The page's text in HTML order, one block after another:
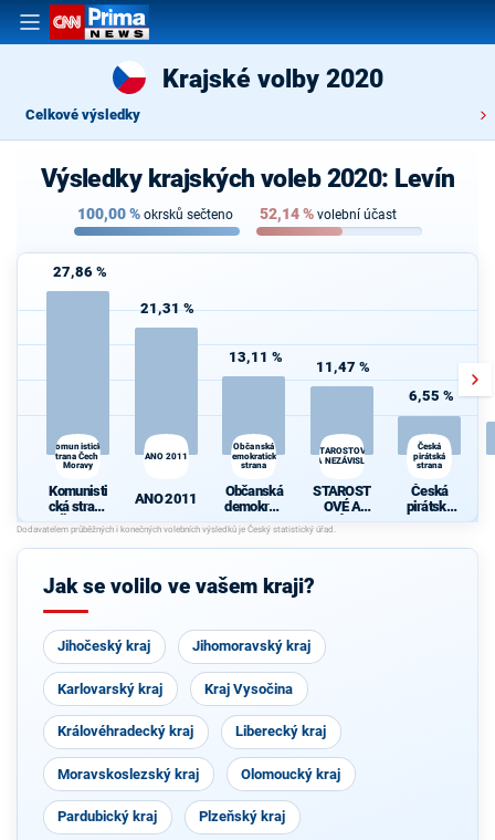
Krajské volby 2020
Celkové výsledky
Výsledky krajských voleb 2020: Levín
100,00% okrsků sečteno 52,14% volební účast
27,86 %
Komunistická
strana Čech a
Moravy
Komunisti
cká strana
Čech a
Moravy
21,31 %
ANO 2011
ANO 2011
13,11 %
Občanská
demokratická
strana
Občanská
demokrati
cká strana
11,47 %
STAROSTOVÉ
A NEZÁVISLÍ
STAROST
OVÉ A
NEZÁVISL
6,55 %
Česká
pirátská
strana
Česká
pirátská
strana
Jak se volilo ve vašem kraji?
Jihočeský kraj Jihomoravský kraj
Karlovarský kraj Kraj Vysočina
Královéhradecký kraj Liberecký kraj
Moravskoslezský kraj Olomoucký kraj
Pardubický kraj Plzeňský kraj